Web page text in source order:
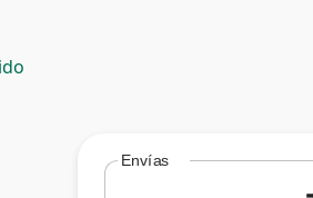
Envías